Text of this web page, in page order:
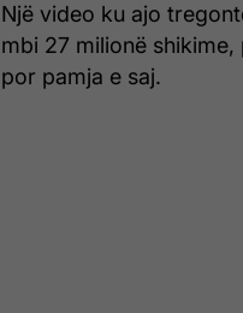
Një video ku ajo
mbi 27 milionë
por pamja e saj.